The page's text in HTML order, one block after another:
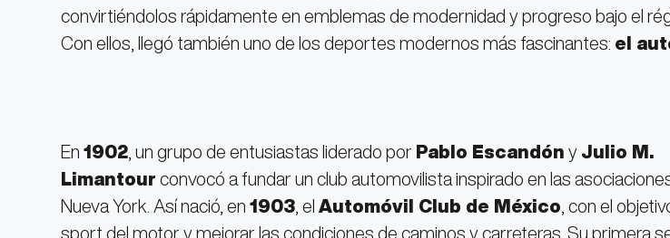
convirtiéndolos rápidamente en emblemas de modernidad y progreso bajo el
Con ellos, llegó también uno de los deportes modernos más fascinantes: el
En1902 , un grupo de entusiastas liderado por Pablo Escandón y Julio M.
Limantour convocó a fundar un club automovilista inspirado en las
Nueva York. Así nació, en1903 , elAutomóvil Club de México , con el
sport del motor y mejorar las condiciones de caminos y carreteras. Su primera